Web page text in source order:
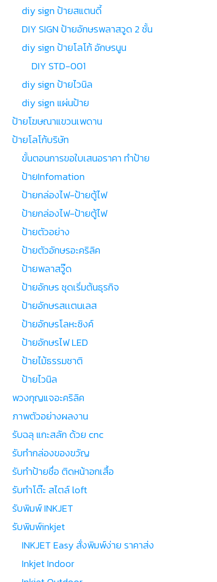
diy sign ป้ายสแตนดี้
DIY SIGN ป้ายอักษรพลาสวูด 2 ชั้น
diy sign ป้ายโลโก้ อักษรนูน
DIY STD-001
diy sign ป้ายไวนิล
diy sign แผ่นป้าย
ป้ายโฆษณาแขวนเพดาน
ป้ายโลโก้บริษัท
ขั้นตอนการขอใบเสนอราคา ทำป้าย
ป้ายInfomation
ป้ายกล่องไฟ-ป้ายตู้ไฟ
ป้ายกล่องไฟ-ป้ายตู้ไฟ
ป้ายตัวอย่าง
ป้ายตัวอักษรอะคริลิค
ป้ายพลาสวู๊ด
ป้ายอักษร ชุดเริ่มต้นธุรกิจ
ป้ายอักษรสเเตนเลส
ป้ายอักษรโลหะซิงค์
ป้ายอักษรไฟ LED
ป้ายไม้ธรรมชาติ
ป้ายไวนิล
พวงกุญแจอะคริลิค
ภาพตัวอย่างผลงาน
รับฉลุ แกะสลัก ด้วย cnc
รับทำกล่องของขวัญ
รับทำป้ายชื่อ ติดหน้าอกเสื้อ
รับทำโต๊ะ สไตล์ loft
รับพิมพ์ INKJET
รับพิมพ์inkjet
INKJET Easy สั่งพิมพ์ง่าย ราคาส่ง
Inkjet Indoor